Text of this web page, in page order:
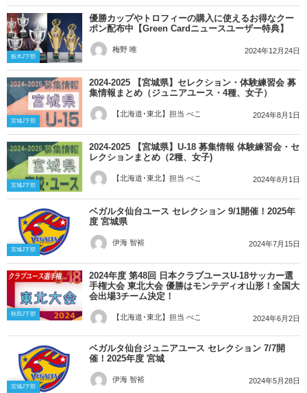
栃木J下部
優勝カップやトロフィーの購入に使えるお得なクー
ポン配布中【Green Cardニュースユーザー特典】
梅野 唯 2024年12月24日
宮城J下部
2024-2025 【宮城県】セレクション・体験練習会 募
集情報まとめ（ジュニアユース・4種、女子）
【北海道･東北】担当 べこ 2024年8月1日
宮城J下部
2024-2025 【宮城県】U-18 募集情報 体験練習会・セ
レクションまとめ（2種、女子)
【北海道･東北】担当 べこ 2024年8月1日
宮城J下部
ベガルタ仙台ユース セレクション 9/1開催！2025年
度 宮城県
伊海 智裕 2024年7月15日
秋田J下部
2024年度 第48回 日本クラブユースU-18サッカー選
手権大会 東北大会 優勝はモンテディオ山形！全国大
会出場3チーム決定！
【北海道･東北】担当 べこ 2024年6月2日
宮城J下部
ベガルタ仙台ジュニアユース セレクション 7/7開
催！2025年度 宮城
伊海 智裕 2024年5月28日